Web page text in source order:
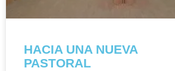
HACIA UNA NUEVA
PASTORAL